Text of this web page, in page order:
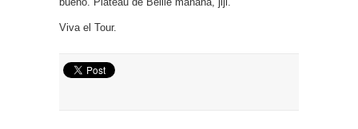
Viva el Tour.